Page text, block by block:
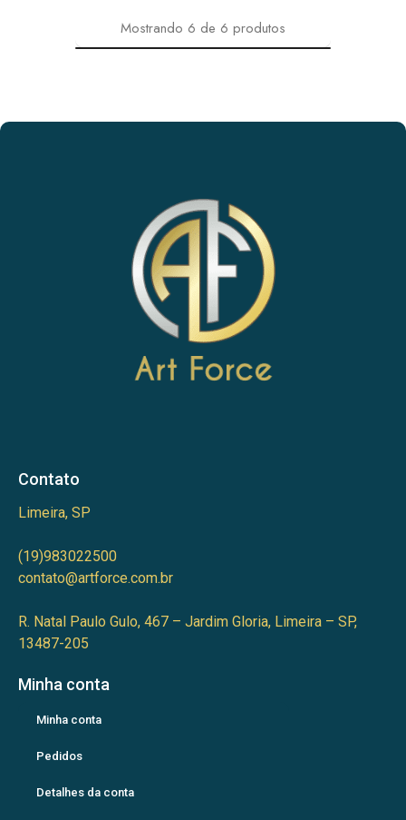
Mostrando 6 de 6 produtos
Contato
Limeira, SP
(19)983022500
contato@artforce.com.br
R. Natal Paulo Gulo, 467 – Jardim Gloria, Limeira – SP,
13487-205
Minha conta
Minha conta
Pedidos
Detalhes da conta